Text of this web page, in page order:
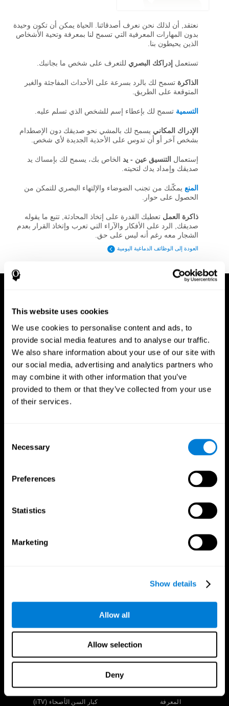
This website uses cookies
We use cookies to personalise content and ads, to
provide social media features and to analyse our traffic.
We also share information about your use of our site with
our social media, advertising and analytics partners who
may combine it with other information that you’ve
provided to them or that they’ve collected from your use
of their services.
Selection
Necessary
Preferences
Statistics
Marketing
Show details
Allow all
Allow selection
Deny
نعتقد, أن لذلك نحن نعرف أصدقائنا. الحياة يمكن أن تكون وحيدة
بدون المهارات المعرفية التي تسمح لنا بمعرفة وتحية الأشخاص
الذين يحيطون بنا.
تستعمل إدراكك البصري للتعرف على شخص ما بجانبك.
الذاكرة تسمح لك بالرد بسرعة على الأحداث المفاجئة والغير
المتوقعة على الطريق.
التسمية تسمح لك بإعطاء إسم للشخص الذي تسلم عليه.
الإدراك المكاني يسمح لك بالمشي نحو صديقك دون الإصطدام
بشخص آخر أو أن تدوس على الأحذية الجديدة لأي شخص.
إستعمال التنسيق عين - يد الخاص بك، يسمح لك بإمساك يد
صديقك وإمداد يدك لتحيته.
المنع يمكّنك من تجنب الضوضاء والإلتهاء البصري للتمكن من
الحصول على حوار.
ذاكرة العمل تعطيك القدرة على إتخاذ المحادثة, تتبع ما يقوله
صديقك, الرد على الأفكار والآراء التي تعرب وإتخاذ القرار بعدم
الشجار معه رغم أنه ليس على حق.
العودة إلى الوظائف الدماغية اليومية
حقائق عن دماغك
المعرفة
ألعاب الكمبيوتر
كبار السن الأصحاء (iTV)